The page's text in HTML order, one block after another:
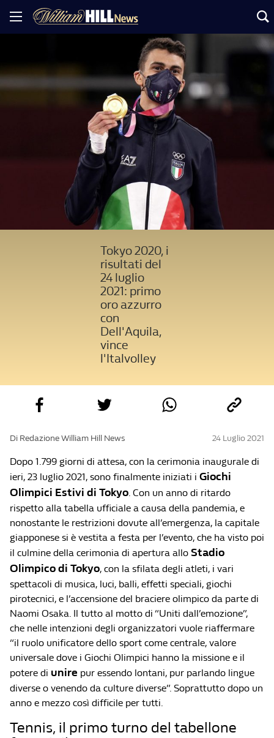
Tokyo 2020, i
risultati del
24 luglio
2021: primo
oro azzurro
con
Dell'Aquila,
vince
l'Italvolley
Di Redazione William Hill News 24 Luglio 2021
Dopo 1.799 giorni di attesa, con la cerimonia inaugurale di
ieri, 23 luglio 2021, sono finalmente iniziati i Giochi
Olimpici Estivi di Tokyo. Con un anno di ritardo
rispetto alla tabella ufficiale a causa della pandemia, e
nonostante le restrizioni dovute all’emergenza, la capitale
giapponese si è vestita a festa per l’evento, che ha visto poi
il culmine della cerimonia di apertura allo Stadio
Olimpico di Tokyo, con la sfilata degli atleti, i vari
spettacoli di musica, luci, balli, effetti speciali, giochi
pirotecnici, e l’accensione del braciere olimpico da parte di
Naomi Osaka. Il tutto al motto di “Uniti dall’emozione”,
che nelle intenzioni degli organizzatori vuole riaffermare
“il ruolo unificatore dello sport come centrale, valore
universale dove i Giochi Olimpici hanno la missione e il
potere di unire pur essendo lontani, pur parlando lingue
diverse o venendo da culture diverse”. Soprattutto dopo un
anno e mezzo così difficile per tutti.
Tennis, il primo turno del tabellone